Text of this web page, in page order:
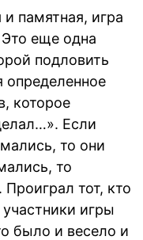
памятная, игра
Это еще одна
подловить
определенное
которое
Если
то они
то
Проиграл тот, кто
участники игры
было и весело и